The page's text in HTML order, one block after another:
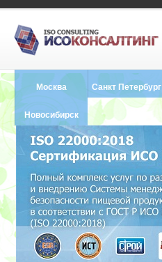
Москва Санкт Петербург
8 (812) 748-2493
Новосибирск
8 (383) 227-8449